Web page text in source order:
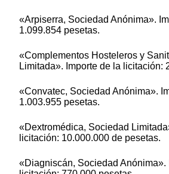
«Arpiserra, Sociedad Anónima».
1.099.854 pesetas.
«Complementos Hosteleros y
Limitada». Importe de la licitación:
«Convatec, Sociedad Anónima».
1.003.955 pesetas.
«Dextromédica, Sociedad
licitación: 10.000.000 de pesetas.
«Diagniscán, Sociedad Anónima».